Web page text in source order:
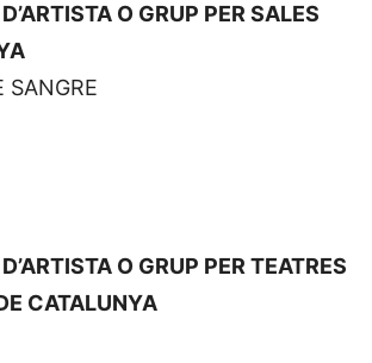
O GRUP PER SALES
SANGRE
O GRUP PER TEATRES
CATALUNYA